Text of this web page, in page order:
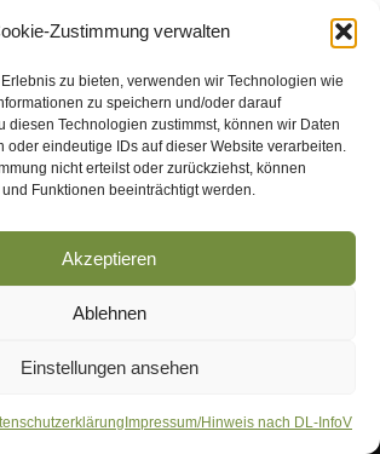
Zustimmung verwalten
zu bieten, verwenden wir Technologien wie
zu speichern und/oder darauf
diesen Technologien zustimmst, können wir Daten
oder eindeutige IDs auf dieser Website verarbeiten.
nicht erteilst oder zurückziehst, können
Funktionen beeinträchtigt werden.
Akzeptieren
Ablehnen
Einstellungen ansehen
Impressum/Hinweis nach DL-InfoV
| Präsentiert vonWordPress